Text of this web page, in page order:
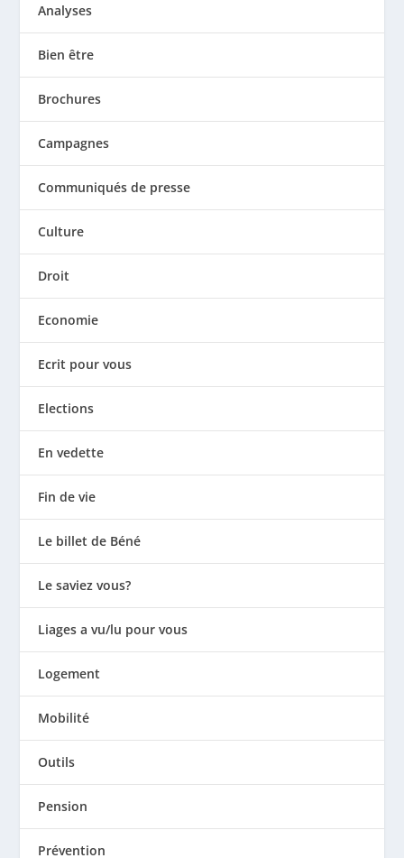
Analyses
Bien être
Brochures
Campagnes
Communiqués de presse
Culture
Droit
Economie
Ecrit pour vous
Elections
En vedette
Fin de vie
Le billet de Béné
Le saviez vous?
Liages a vu/lu pour vous
Logement
Mobilité
Outils
Pension
Prévention